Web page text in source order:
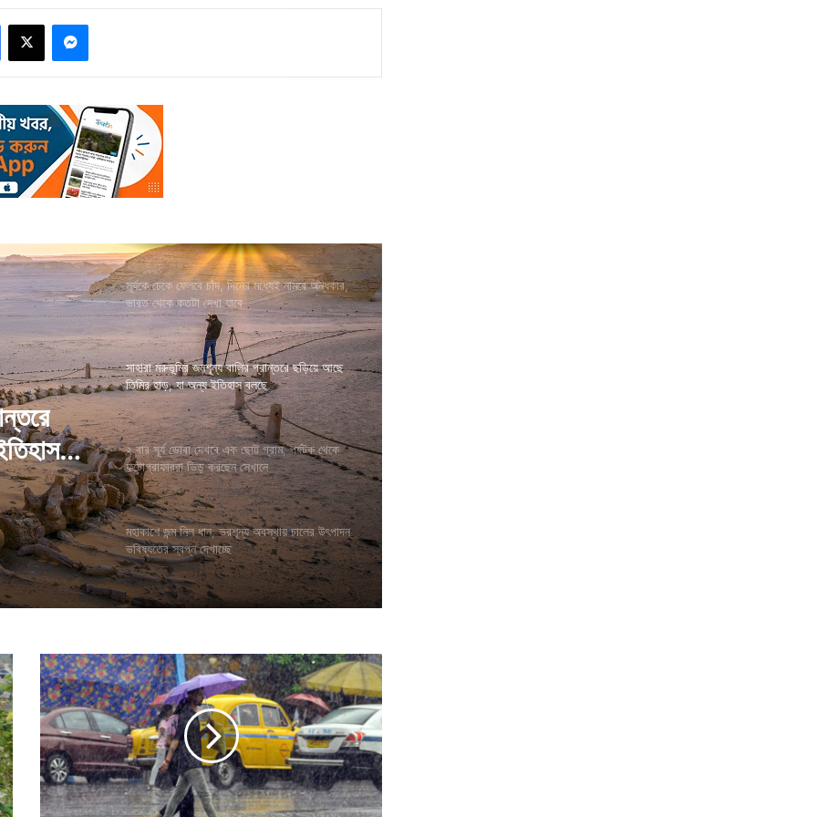
সূর্যকে ঢেকে ফেলবে চাঁদ, দিনের মধ্যেই নামবে অন্ধকার,
ভারত থেকে কতটা দেখা যাবে
সাহারা মরুভূমির জনশূন্য বালির প্রান্তরে ছড়িয়ে আছে
তিমির হাড়, যা অন্য ইতিহাস বলছে
২ বার সূর্য ডোবা দেখবে এক ছোট্ট গ্রাম, পর্যটক থেকে
ফটোগ্রাফাররা ভিড় করছেন সেখানে
মহাকাশে জন্ম নিল ধান, ভরশূন্য অবস্থায় চালের উৎপাদন
ভবিষ্যতের স্বপ্ন দেখাচ্ছে
অ
স
হ্য
গ
র
ম
থে
কে